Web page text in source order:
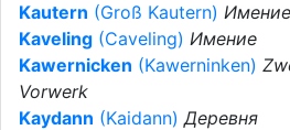
Kautern (Groß Kautern) Имение
Kaveling (Caveling) Имение
Kawernicken (Kawerninken)
Vorwerk
Kaydann (Kaidann)Деревня